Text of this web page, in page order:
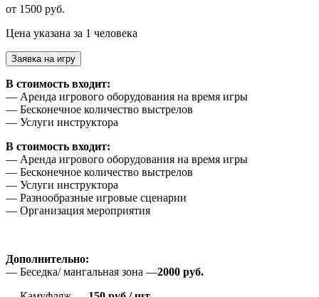
от 1500 руб.
Цена указана за 1 человека
Заявка на игру
В стоимость входит:
— Аренда игрового оборудования на время игры
— Бесконечное количество выстрелов
— Услуги инструктора
В стоимость входит:
— Аренда игрового оборудования на время игры
— Бесконечное количество выстрелов
— Услуги инструктора
— Разнообразные игровые сценарии
— Организация мероприятия
Дополнительно:
— Беседка/ мангальная зона —2000 руб.